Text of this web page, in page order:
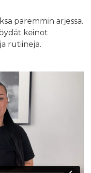
paremmin arjessa.
keinot
rutiineja.